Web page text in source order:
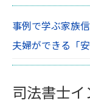
事例で学ぶ家族
夫婦ができる「安
司法書士